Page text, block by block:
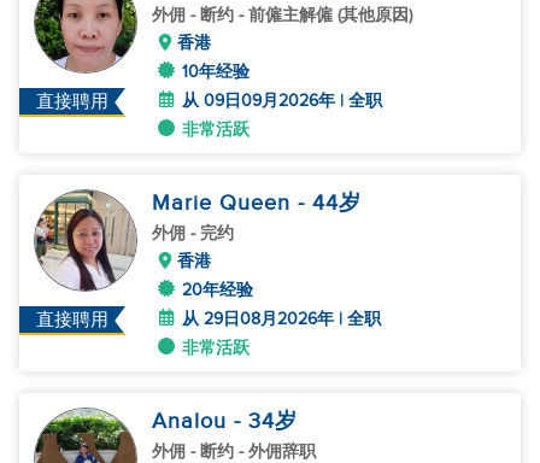
直接聘用
外佣 - 断约 - 前僱主解僱 (其他原因)
香港
10年经验
从 09日09月2026年 | 全职
非常活跃
直接聘用
Marie Queen - 44岁
外佣 - 完约
香港
20年经验
从 29日08月2026年 | 全职
非常活跃
Analou - 34岁
外佣 - 断约 - 外佣辞职